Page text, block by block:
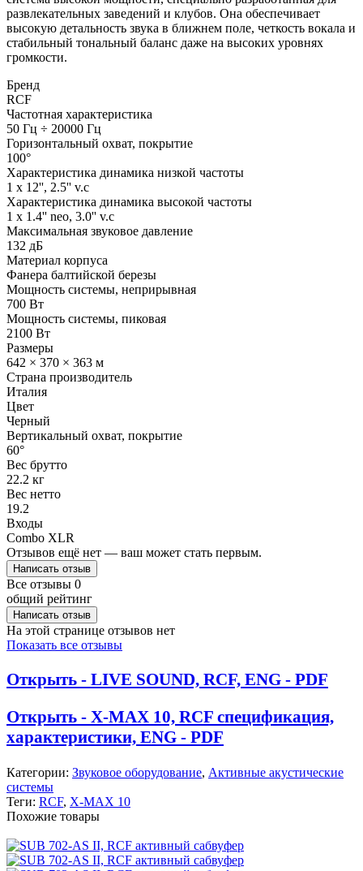
развлекательных заведений и клубов. Она обеспечивает
высокую детальность звука в ближнем поле, четкость вокала и
стабильный тональный баланс даже на высоких уровнях
громкости.
Бренд
RCF
Частотная характеристика
50 Гц ÷ 20000 Гц
Горизонтальный охват, покрытие
100°
Характеристика динамика низкой частоты
1 x 12'', 2.5'' v.c
Характеристика динамика высокой частоты
1 x 1.4'' neo, 3.0'' v.c
Максимальная звуковое давление
132 дБ
Материал корпуса
Фанера балтийской березы
Мощность системы, неприрывная
700 Вт
Мощность системы, пиковая
2100 Вт
Размеры
642 × 370 × 363 м
Страна производитель
Италия
Цвет
Черный
Вертикальный охват, покрытие
60°
Вес брутто
22.2 кг
Вес нетто
19.2
Входы
Combo XLR
Отзывов ещё нет — ваш может стать первым.
Написать отзыв
Все отзывы 0
общий рейтинг
Написать отзыв
На этой странице отзывов нет
Показать все отзывы
Открыть - LIVE SOUND, RCF, ENG - PDF
Открыть - X-MAX 10, RCF спецификация,
характеристики, ENG - PDF
Категории: Звуковое оборудование, Активные акустические
системы
Теги: RCF, X-MAX 10
Похожие товары